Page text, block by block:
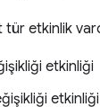
tür etkinlik
etkinliği
etkinliği